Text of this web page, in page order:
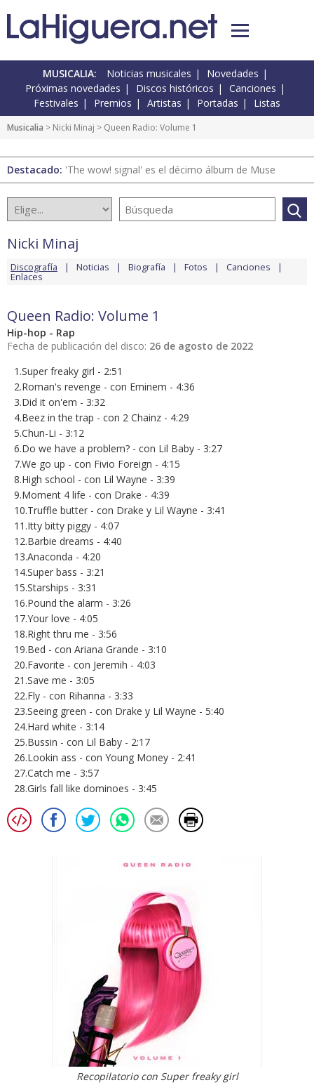
MUSICALIA: Noticias musicales
Novedades
Próximas novedades
Discos históricos
Canciones
Festivales
Premios Artistas Portadas Listas
Musicalia > Nicki Minaj > Queen Radio: Volume 1
Destacado: 'The wow! signal' es el décimo álbum de Muse
Nicki Minaj
Discografía Noticias Biografía Fotos Canciones
Enlaces
Queen Radio: Volume 1
Hip-hop - Rap
Fecha de publicación del disco: 26 de agosto de 2022
1.Super freaky girl - 2:51
2.Roman's revenge - con Eminem - 4:36
3.Did it on'em - 3:32
4.Beez in the trap - con 2 Chainz - 4:29
5.Chun-Li - 3:12
6.Do we have a problem? - con Lil Baby - 3:27
7.We go up - con Fivio Foreign - 4:15
8.High school - con Lil Wayne - 3:39
9.Moment 4 life - con Drake - 4:39
10.Truffle butter - con Drake y Lil Wayne - 3:41
11.Itty bitty piggy - 4:07
12.Barbie dreams - 4:40
13.Anaconda - 4:20
14.Super bass - 3:21
15.Starships - 3:31
16.Pound the alarm - 3:26
17.Your love - 4:05
18.Right thru me - 3:56
19.Bed - con Ariana Grande - 3:10
20.Favorite - con Jeremih - 4:03
21.Save me - 3:05
22.Fly - con Rihanna - 3:33
23.Seeing green - con Drake y Lil Wayne - 5:40
24.Hard white - 3:14
25.Bussin - con Lil Baby - 2:17
26.Lookin ass - con Young Money - 2:41
27.Catch me - 3:57
28.Girls fall like dominoes - 3:45
Recopilatorio con Super freaky girl